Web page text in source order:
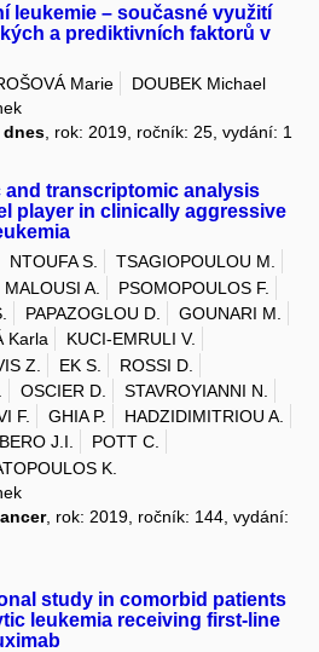
leukemie – současné využití
a prediktivních faktorů v
Marie
DOUBEK Michael
dnes , rok: 2019, ročník: 25, vydání: 1
and transcriptomic analysis
player in clinically aggressive
NTOUFA S.
TSAGIOPOULOU M.
MALOUSI A.
PSOMOPOULOS F.
PAPAZOGLOU D.
GOUNARI M.
Karla
KUCI-EMRULI V.
Z. EK S.
ROSSI D.
OSCIER D.
STAVROYIANNI N.
F. GHIA P.
HADZIDIMITRIOU A.
J.I.
POTT C.
K.
, rok: 2019, ročník: 144, vydání:
study in comorbid patients
leukemia receiving first-line